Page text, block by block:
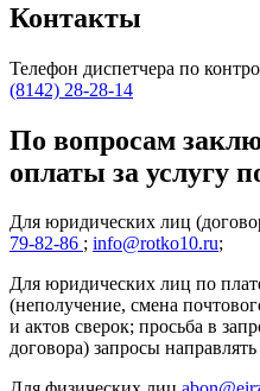
Контакты
Телефон диспетчера по
(8142) 28-28-14
По вопросам
оплаты за услугу
Для юридических лиц
79-82-86 ; info@rotko10.ru;
Для юридических лиц по
(неполучение, смена
и актов сверок; просьба в
договора) запросы